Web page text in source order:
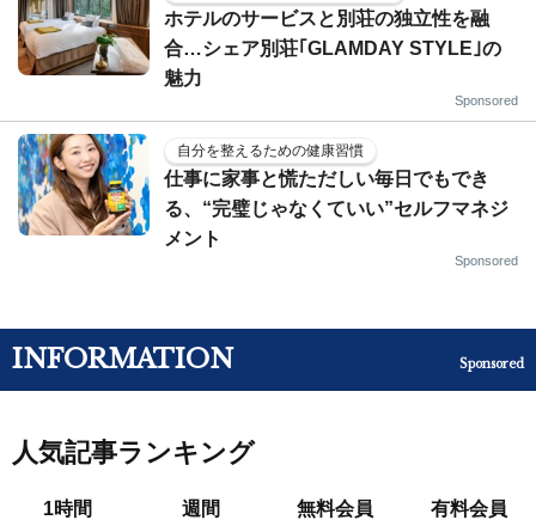
ホテルのサービスと別荘の独立性を融
合…シェア別荘｢GLAMDAY STYLE｣の
魅力
Sponsored
自分を整えるための健康習慣
仕事に家事と慌ただしい毎日でもでき
る、“完璧じゃなくていい”セルフマネジ
メント
Sponsored
INFORMATION Sponsored
人気記事ランキング
1時間 週間 無料会員 有料会員